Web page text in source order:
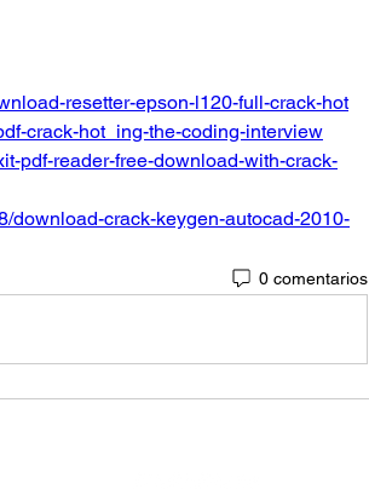
resetter-epson-l120-full-crack-hot
crack-hot_ing-the-coding-interview
pdf-reader-free-download-with-crack-
download-crack-keygen-autocad-2010-
0 comentarios